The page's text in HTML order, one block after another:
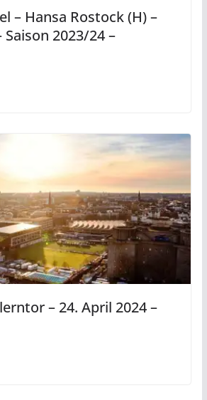
– Hansa Rostock (H) –
Saison 2023/24 –
– 24. April 2024 –